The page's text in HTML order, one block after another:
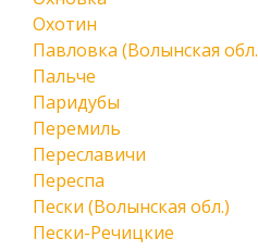
Охотин
Павловка (Волынская
Пальче
Паридубы
Перемиль
Переславичи
Переспа
Пески (Волынская обл.)
Пески-Речицкие